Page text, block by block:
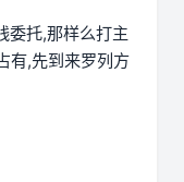
委托,那样么打主
有,先到来罗列方